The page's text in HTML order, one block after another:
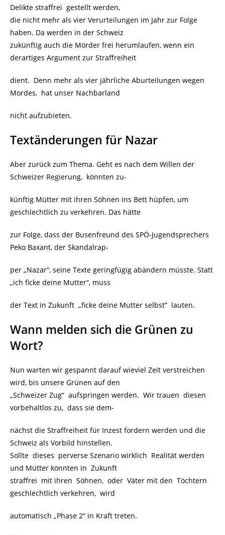
Delikte straffrei gestellt werden,
die nicht mehr als vier Verurteilungen im Jahr zur Folge
haben. Da werden in der Schweiz
zukünftig auch die Mörder frei herumlaufen, wenn ein
derartiges Argument zur Straffreiheit
dient. Denn mehr als vier jährliche Aburteilungen wegen
Mordes, hat unser Nachbarland
nicht aufzubieten.
Textänderungen für Nazar
Aber zurück zum Thema. Geht es nach dem Willen der
Schweizer Regierung, könnten zu-
künftig Mütter mit ihren Söhnen ins Bett hüpfen, um
geschlechtlich zu verkehren. Das hätte
zur Folge, dass der Busenfreund des SPÖ-Jugendsprechers
Peko Baxant, der Skandalrap-
per „Nazar“, seine Texte geringfügig abändern müsste. Statt
„ich ficke deine Mutter“, muss
der Text in Zukunft „ficke deine Mutter selbst“ lauten.
Wann melden sich die Grünen zu
Wort?
Nun warten wir gespannt darauf wieviel Zeit verstreichen
wird, bis unsere Grünen auf den
„Schweizer Zug“ aufspringen werden. Wir trauen diesen
vorbehaltlos zu, dass sie dem-
nächst die Straffreiheit für Inzest fordern werden und die
Schweiz als Vorbild hinstellen.
Sollte dieses perverse Szenario wirklich Realität werden
und Mütter könnten in Zukunft
straffrei mit ihren Söhnen, oder Väter mit den Töchtern
geschlechtlich verkehren, wird
automatisch „Phase 2“ in Kraft treten.